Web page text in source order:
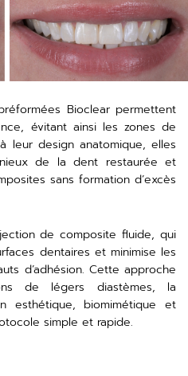
Bioclear permettent
évitant ainsi les zones de
leur design anatomique, elles
de la dent restaurée et
sans formation d’excès
de composite fluide, qui
dentaires et minimise les
d’adhésion. Cette approche
de légers diastèmes, la
esthétique, biomimétique et
simple et rapide.